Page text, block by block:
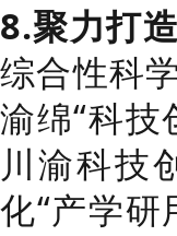
8.聚力打
综合性科
渝绵“科
川渝科技
化“产学